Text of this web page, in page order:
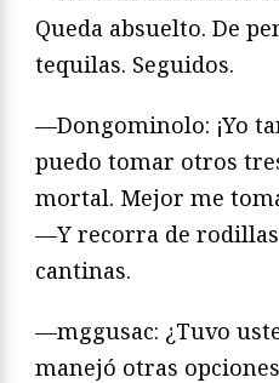
Queda absuelto. De
tequilas. Seguidos.
—Dongominolo: ¡Yo
puedo tomar otros
mortal. Mejor me
—Y recorra de
cantinas.
—mggusac: ¿Tuvo
manejó otras